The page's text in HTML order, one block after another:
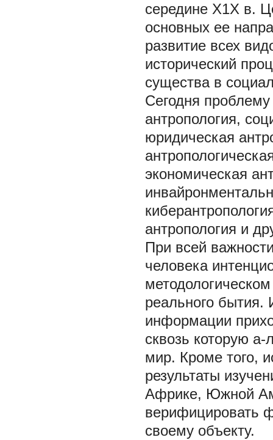
середине Х1Х в.
основных ее
развитие всех
исторический
существа в
Сегодня
антропология,
юридическая
экономическая
антропология и
При всей
человека
реального бытия.
информации
сквозь которую а-
мир. Кроме того,
результаты
Африке, Южной
верифицировать
своему объекту.